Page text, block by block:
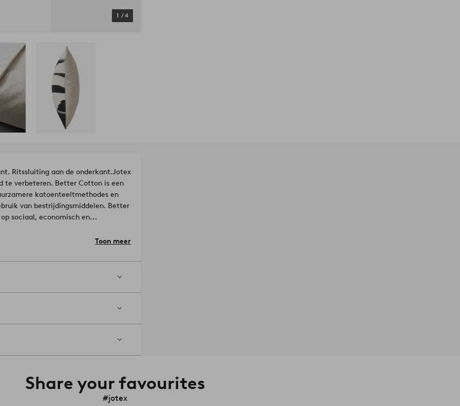
1 /4
Ritssluiting aan de onderkant.Jotex
verbeteren. Better Cotton is een
katoenteeltmethodes en
van bestrijdingsmiddelen. Better
sociaal, economisch en
onze investering in Better Cotton.
is niet fysiek traceerbaar naar
te kopen. Zo kun je je nieuwe
Toon meer
Share your favourites
#jotex